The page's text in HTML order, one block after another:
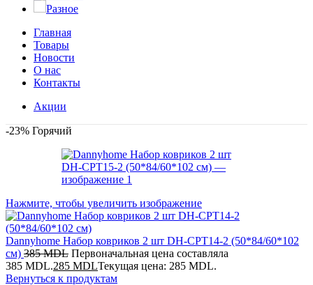
Разное
Главная
Товары
Новости
О нас
Контакты
Акции
-23% Горячий
Нажмите, чтобы увеличить изображение
Dannyhome Набор ковриков 2 шт DH-CPT14-2 (50*84/60*102
см) 385MDL Первоначальная цена составляла
385 MDL.285 MDLТекущая цена: 285 MDL.
Вернуться к продуктам